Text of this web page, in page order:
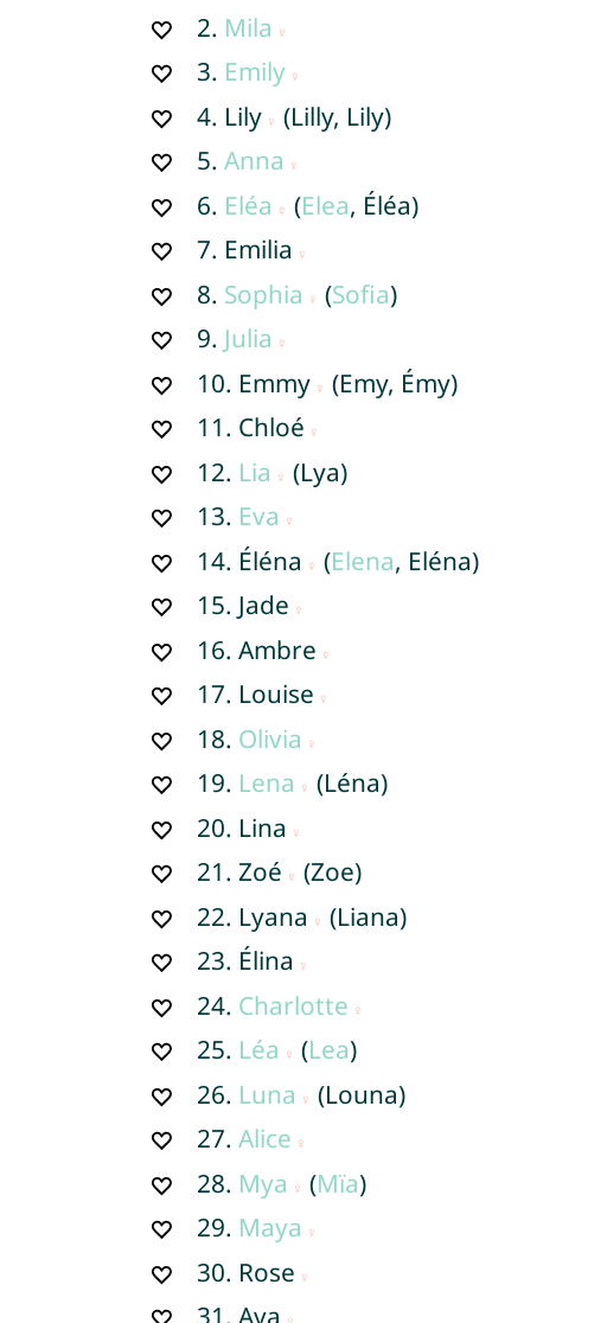
2. Mila
3. Emily
4. Lily
(Lilly, Lily)
5.Anna
6. Eléa (Elea, Éléa)
7. Emilia
8. Sophia (Sofia)
9. Julia
10. Emmy
(Emy, Émy)
11. Chloé
12. Lia
(Lya)
13. Eva
14. Éléna (Elena, Eléna)
15. Jade
16.Ambre
17. Louise
18. Olivia
19. Lena
(Léna)
20. Lina
21.Zoé
(Zoe)
22. Lyana
(Liana)
23. Élina
24. Charlotte
25. Léa (Lea)
26. Luna
(Louna)
27.Alice
28. Mya (Mïa)
29. Maya
30. Rose
31. Ava